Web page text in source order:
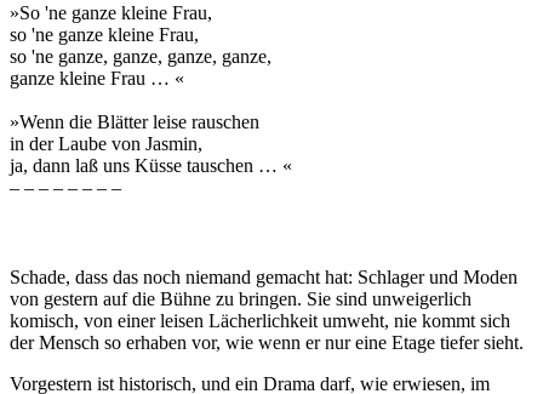
»So 'ne ganze kleine Frau,
so 'ne ganze kleine Frau,
so 'ne ganze, ganze, ganze, ganze,
ganze kleine Frau … «
»Wenn die Blätter leise rauschen
in der Laube von Jasmin,
ja, dann laß uns Küsse tauschen … «
– – – – – – – –
Schade, dass das noch niemand gemacht hat: Schlager und Moden
von gestern auf die Bühne zu bringen. Sie sind unweigerlich
komisch, von einer leisen Lächerlichkeit umweht, nie kommt sich
der Mensch so erhaben vor, wie wenn er nur eine Etage tiefer sieht.
Vorgestern ist historisch, und ein Drama darf, wie erwiesen, im